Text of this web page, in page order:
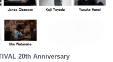
20th Anniversary